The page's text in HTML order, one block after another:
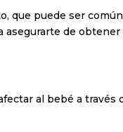
que puede ser común
asegurarte de obtener
al bebé a través